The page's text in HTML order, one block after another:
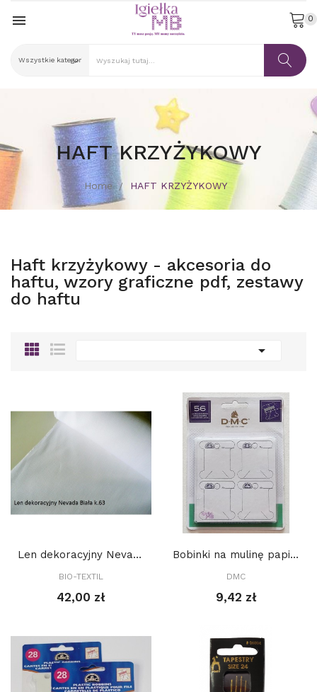
 0
HAFT KRZYŻYKOWY
Home HAFT KRZYŻYKOWY
Haft krzyżykowy - akcesoria do
haftu, wzory graficzne pdf, zestawy
do haftu

Len dekoracyjny Nevada Biały k.63 (146 nitek/...
BIO-TEXTIL
42,00 zł
Bobinki na mulinę papierowe, DMC, 56 szt
DMC
9,42 zł